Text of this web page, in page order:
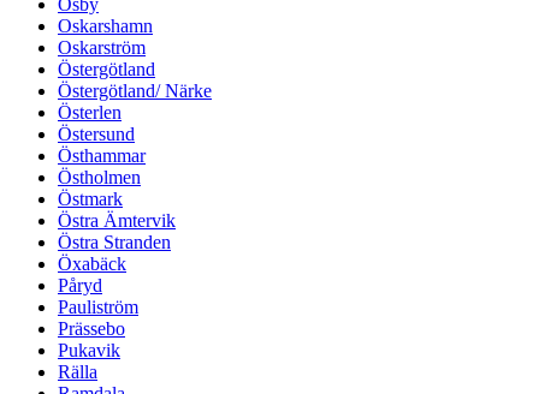
Osby
Oskarshamn
Oskarström
Östergötland
Östergötland/ Närke
Österlen
Östersund
Östhammar
Östholmen
Östmark
Östra Ämtervik
Östra Stranden
Öxabäck
Påryd
Pauliström
Prässebo
Pukavik
Rälla